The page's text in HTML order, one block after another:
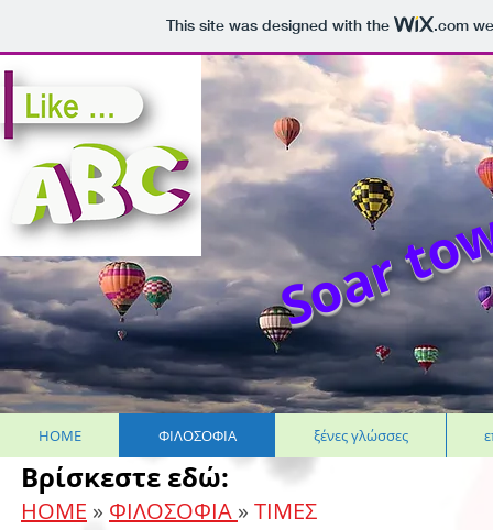
This site was designed with the .com
Soar
HOME ΦΙΛΟΣΟΦΙΑ ξένες γλώσσες
Βρίσκεστε εδώ:
HOME » ΦΙΛΟΣΟΦΙΑ » ΤΙΜΕΣ